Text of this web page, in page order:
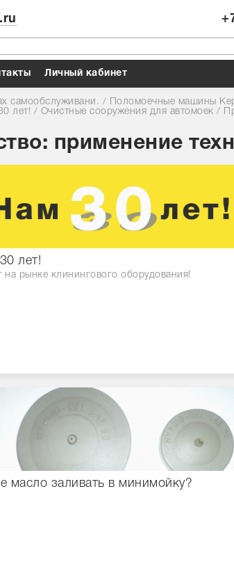
самообслуживани. / Поломоечные машины
лет! / Очистные сооружения для автомоек /
применение
лет!
на рынке клинингового оборудования!
масло заливать в минимойку?
Личный кабинет